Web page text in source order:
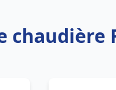
chaudière